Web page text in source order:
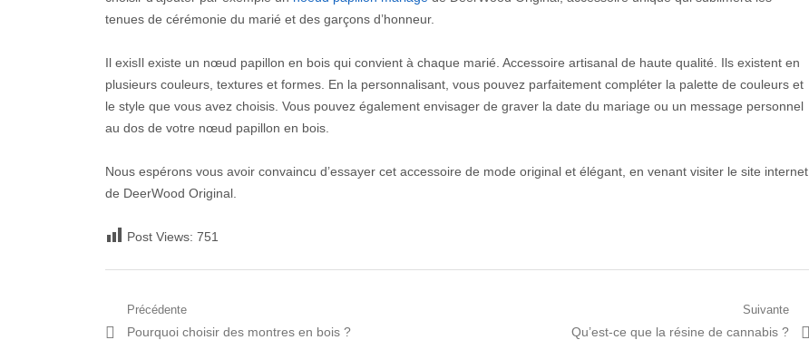
tenues de cérémonie du marié et des garçons d’honneur.
Il exisIl existe un nœud papillon en bois qui convient à chaque marié. Accessoire artisanal de haute qualité. Ils existent en
plusieurs couleurs, textures et formes. En la personnalisant, vous pouvez parfaitement compléter la palette de couleurs et
le style que vous avez choisis. Vous pouvez également envisager de graver la date du mariage ou un message personnel
au dos de votre nœud papillon en bois.
Nous espérons vous avoir convaincu d’essayer cet accessoire de mode original et élégant, en venant visiter le site internet
de DeerWood Original.
Post Views: 751
Navigation
Précédente
Post
Pourquoi choisir des montres en bois ?
Suivante
Prochain
Qu’est-ce que la résine de cannabis ?